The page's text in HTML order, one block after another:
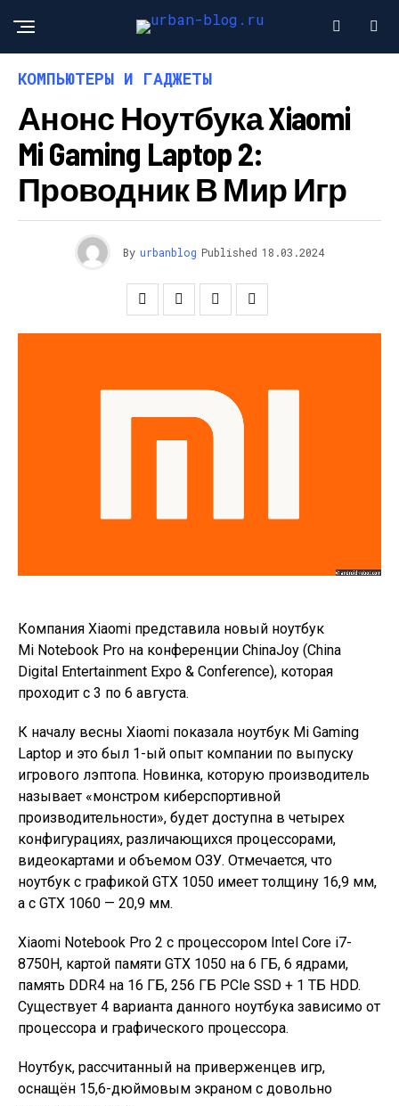
КОМПЬЮТЕРЫ И ГАДЖЕТЫ
Анонс Ноутбука Xiaomi
Mi Gaming Laptop 2:
Проводник В Мир Игр
By urbanblog Published 18.03.2024
Компания Xiaomi представила новый ноутбук
Mi Notebook Pro на конференции ChinaJoy (China
Digital Entertainment Expo & Conference), которая
проходит с 3 по 6 августа.
К началу весны Xiaomi показала ноутбук Mi Gaming
Laptop и это был 1-ый опыт компании по выпуску
игрового лэптопа. Новинка, которую производитель
называет «монстром киберспортивной
производительности», будет доступна в четырех
конфигурациях, различающихся процессорами,
видеокартами и объемом ОЗУ. Отмечается, что
ноутбук с графикой GTX 1050 имеет толщину 16,9 мм,
а с GTX 1060 — 20,9 мм.
Xiaomi Notebook Pro 2 с процессором Intel Core i7-
8750H, картой памяти GTX 1050 на 6 ГБ, 6 ядрами,
память DDR4 на 16 ГБ, 256 ГБ PCle SSD + 1 TБ HDD.
Существует 4 варианта данного ноутбука зависимо от
процессора и графического процессора.
Ноутбук, рассчитанный на приверженцев игр,
оснащён 15,6-дюймовым экраном с довольно